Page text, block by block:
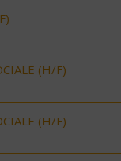
(H/F)
(H/F)